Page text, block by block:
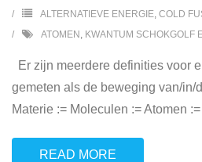
ALTERNATIEVE ENERGIE, COLD
ATOMEN , KWANTUM SCHOKGOLF
Er zijn meerdere definities voor
gemeten als de beweging van/in/
Materie := Moleculen := Atomen
READ MORE